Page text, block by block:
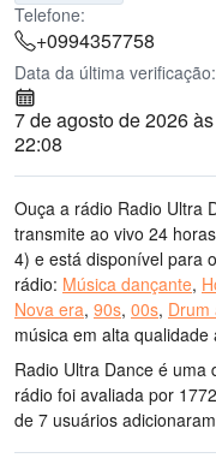
Telefone:
+0994357758
Data da última verificação:
7 de agosto de 2026 às
22:08
Ouça a rádio Radio Ultra
transmite ao vivo 24
4) e está disponível para
rádio: Música dançante,
Nova era, 90s, 00s, Drum
música em alta qualidade
Radio Ultra Dance é uma
rádio foi avaliada por
de 7 usuários